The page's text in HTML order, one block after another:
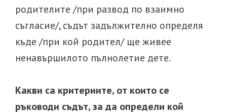
родителите /при развод по взаимно
съгласие/, съдът задължително определя
къде /при кой родител/ ще живее
ненавършилото пълнолетие дете.
Какви са критериите, от които се
ръководи съдът, за да определи кой